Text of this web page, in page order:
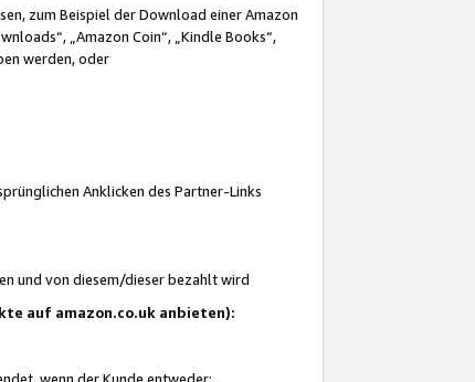
zum Beispiel der Download einer Amazon
„Amazon Coin“, „Kindle Books“,
werden, oder
Anklicken des Partner-Links
und von diesem/dieser bezahlt wird
auf amazon.co.uk anbieten):
wenn der Kunde entweder: